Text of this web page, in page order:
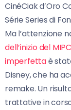
CinéCiak d’Oro
Série Series di
Ma l’attenzione
dell’inizio del
imperfettaè
Disney, che ha
remake. Un
trattative in